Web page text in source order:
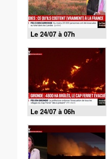
Le 24/07 à 07h
Le 24/07 à 06h